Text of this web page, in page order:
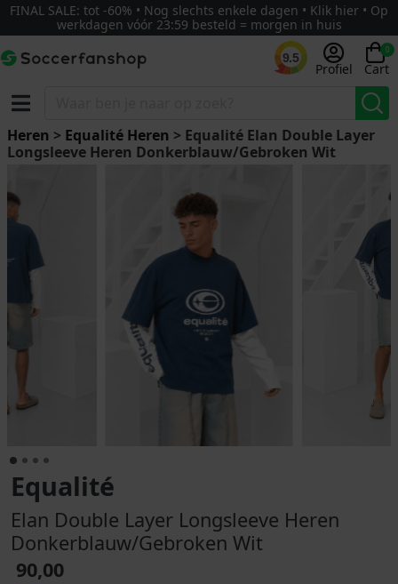
FINAL SALE: tot -60% • Nog slechts enkele dagen • Klik hier • Op
werkdagen vóór 23:59 besteld = morgen in huis
9.5
Profiel
0
Cart
Heren > Equalité Heren > Equalité Elan Double Layer
Longsleeve Heren Donkerblauw/Gebroken Wit
Equalité
Elan Double Layer Longsleeve Heren
Donkerblauw/Gebroken Wit
90,00